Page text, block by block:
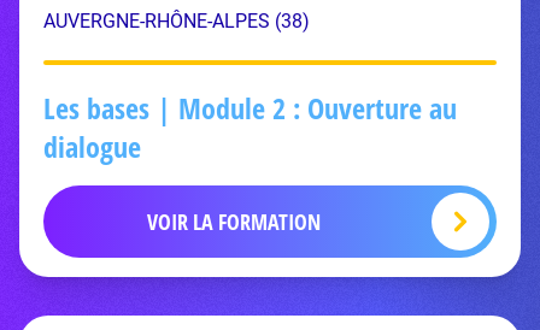
AUVERGNE-RHÔNE-ALPES (38)
Les bases | Module 2 : Ouverture au
dialogue
VOIR LA FORMATION